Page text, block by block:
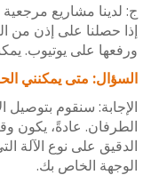
مشاريع مرجعية في
على إذن من العميل.
على يوتيوب. يمكنني
متى يمكنني الحصول
سنقوم بتوصيل الآلات
على نوع الآلة التي
الخاص بك.